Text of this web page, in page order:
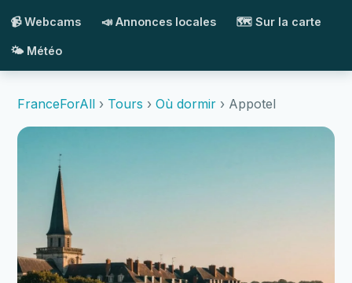
📹 Webcams 📣 Annonces locales 🗺️ Sur la carte
🌤️ Météo
FranceForAll › Tours › Où dormir › Appotel